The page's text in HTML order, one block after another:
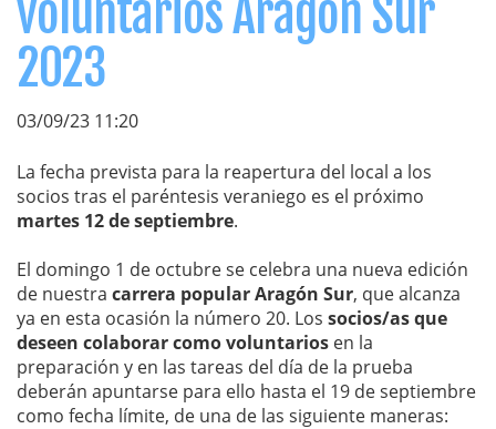
voluntarios Aragón Sur
2023
03/09/23 11:20
La fecha prevista para la reapertura del local a los
socios tras el paréntesis veraniego es el próximo
martes 12 de septiembre.
El domingo 1 de octubre se celebra una nueva edición
de nuestra carrera popular Aragón Sur, que alcanza
ya en esta ocasión la número 20. Los socios/as que
deseen colaborar como voluntarios en la
preparación y en las tareas del día de la prueba
deberán apuntarse para ello hasta el 19 de septiembre
como fecha límite, de una de las siguiente maneras: